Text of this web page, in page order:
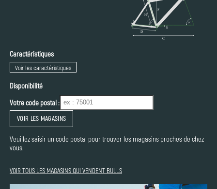
Caractéristiques
Voir les caractéristiques
Disponibilité
Votre code postal :
VOIR LES MAGASINS
Veuillez saisir un code postal pour trouver les magasins proches de chez
vous.
VOIR TOUS LES MAGASINS QUI VENDENT BULLS